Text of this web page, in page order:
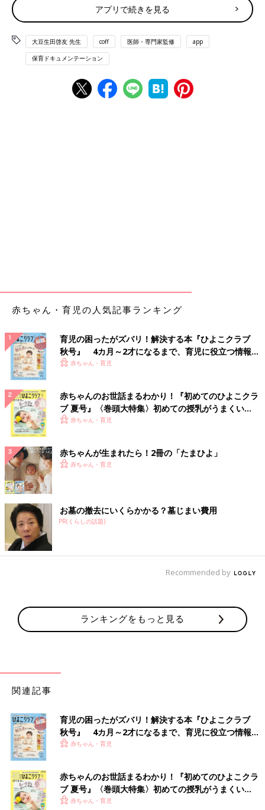
ライター田中（以下、田中） 先生、保育園に子どもを預け始
めた友人が「驚いた！」と話してくれたんですけど、最近の保育
園ってすごいんですね。保護者アプリに写真とともに「今日どん
な遊びをしたか」が送られてくるんだそうです。今どきはそこま
で進んでるんだ！と感心しちゃいました。 うちの子は手書きの
大豆生田先生（以下、先生）
そうですね、ICTの活用が進み、
「見えない時間」を、安心に変えるツール、ドキュメンテ
育園で過ごす時間が長いんです。様子がわからないと不安になる
のは当然のことと思います。
でもドキュメンテーションを見ると、わが子が真剣な顔で水の中
の生き物を見つけていたり、友達と協力しながら試行錯誤してい
たり、そんな「今、この瞬間」が可視化されます。写真で見られ
ることで「わが子が保育園での時間を全力で楽しんでいる」と実
アプリで続きを見る
大豆生田啓友 先生 coff 医師・専門家監修 app
保育ドキュメンテーション
赤ちゃん・育児の人気記事ランキング
育児の困ったがズバリ！解決する本『ひよこクラブ
秋号』 4カ月～2才になるまで、育児に役立つ情報が
いっぱい！
赤ちゃん・育児
赤ちゃんのお世話まるわかり！『初めてのひよこクラ
ブ 夏号』〈巻頭大特集〉初めての授乳がうまくい
く！ おっぱい・ミルクの基本と夏のトラブル 解決テ
赤ちゃん・育児
赤ちゃんが生まれたら！2冊の「たまひよ」
赤ちゃん・育児
お墓の撤去にいくらかかる？墓じまい費用
PR(くらしの話題)
Recommended by
ランキングをもっと見る
関連記事
育児の困ったがズバリ！解決する本『ひよこクラブ
秋号』 4カ月～2才になるまで、育児に役立つ情報が
いっぱい！
赤ちゃん・育児
赤ちゃんのお世話まるわかり！『初めてのひよこクラ
ブ 夏号』〈巻頭大特集〉初めての授乳がうまくい
く！ おっぱい・ミルクの基本と夏のトラブル 解決テ
赤ちゃん・育児